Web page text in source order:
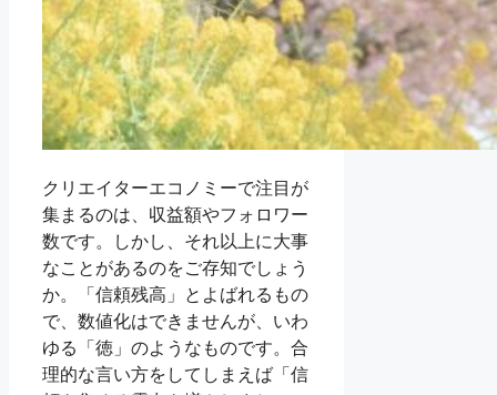
クリエイターエコノミーで注目が
集まるのは、収益額やフォロワー
数です。しかし、それ以上に大事
なことがあるのをご存知でしょう
か。「信頼残高」とよばれるもの
で、数値化はできませんが、いわ
ゆる「徳」のようなものです。合
理的な言い方をしてしまえば「信